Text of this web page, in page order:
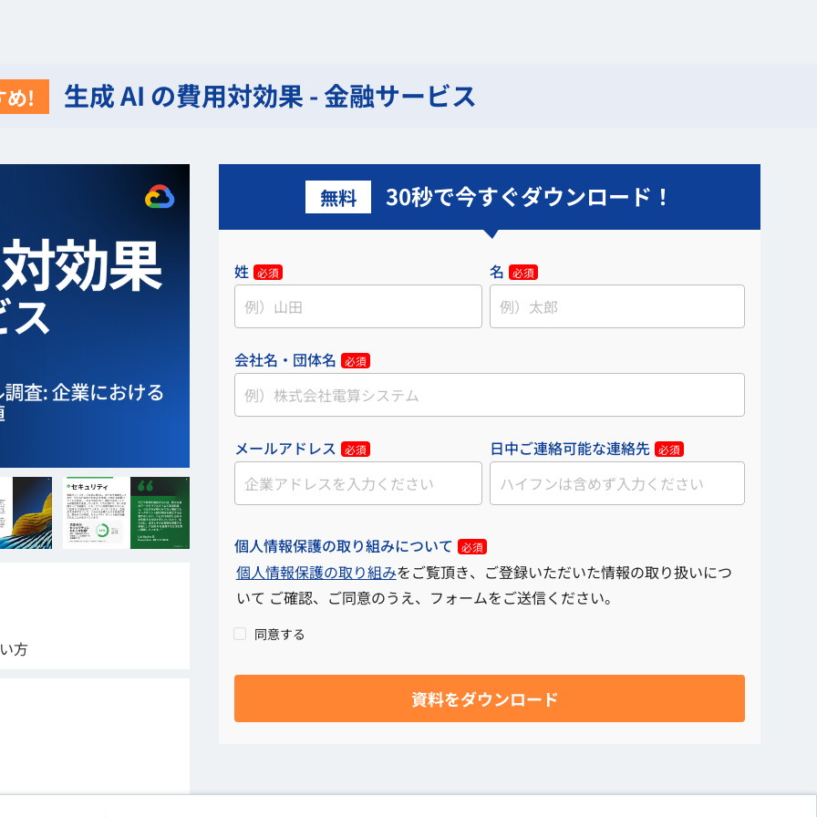
め! 生成 AI の費用対効果 - 金融サービス
方
無料 30秒で今すぐダウンロード！
姓 必須 名 必須
会社名・団体名 必須
メールアドレス 必須 日中ご連絡可能な連絡先 必須
個人情報保護の取り組みについて 必須
個人情報保護の取り組みをご覧頂き、ご登録いただいた情報の取り扱いにつ
いて ご確認、ご同意のうえ、フォームをご送信ください。
同意する